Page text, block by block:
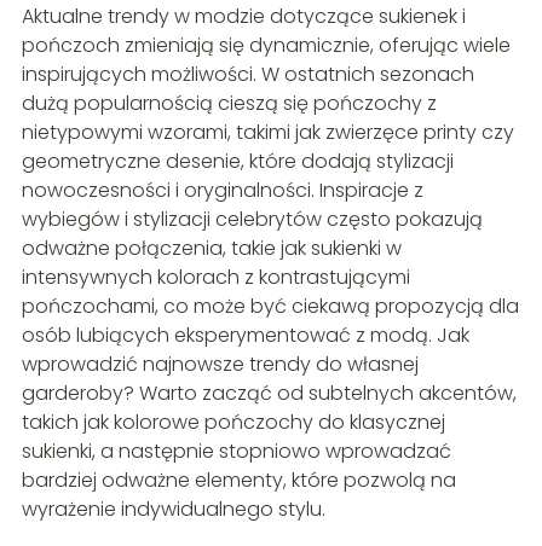
Aktualne trendy w modzie dotyczące sukienek i
pończoch zmieniają się dynamicznie, oferując wiele
inspirujących możliwości. W ostatnich sezonach
dużą popularnością cieszą się pończochy z
nietypowymi wzorami, takimi jak zwierzęce printy czy
geometryczne desenie, które dodają stylizacji
nowoczesności i oryginalności. Inspiracje z
wybiegów i stylizacji celebrytów często pokazują
odważne połączenia, takie jak sukienki w
intensywnych kolorach z kontrastującymi
pończochami, co może być ciekawą propozycją dla
osób lubiących eksperymentować z modą. Jak
wprowadzić najnowsze trendy do własnej
garderoby? Warto zacząć od subtelnych akcentów,
takich jak kolorowe pończochy do klasycznej
sukienki, a następnie stopniowo wprowadzać
bardziej odważne elementy, które pozwolą na
wyrażenie indywidualnego stylu.